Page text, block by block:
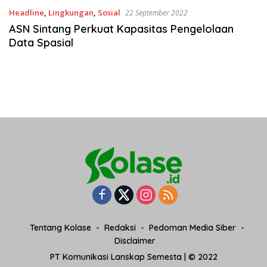
Headline, Lingkungan, Sosial 22 September 2022
ASN Sintang Perkuat Kapasitas Pengelolaan
Data Spasial
Tentang Kolase Redaksi
Pedoman Media Siber
Disclaimer
PT Komunikasi Lanskap Semesta | © 2022